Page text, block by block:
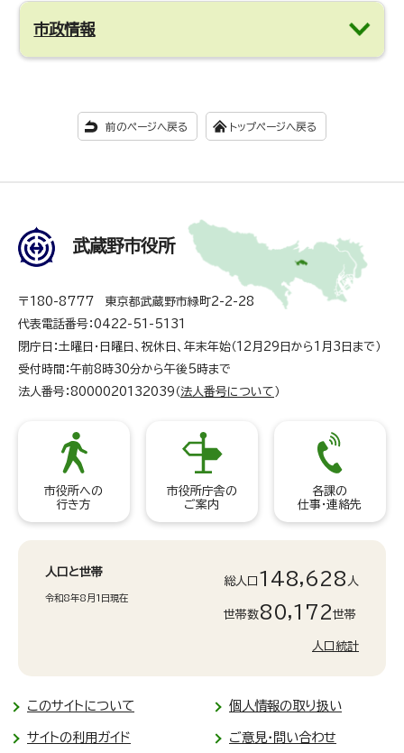
市政情報
前のページへ戻る トップページへ戻る
武蔵野市役所
〒180-8777 東京都武蔵野市緑町2-2-28
代表電話番号：0422-51-5131
閉庁日：土曜日・日曜日、祝休日、年末年始（12月29日から1月3日まで）
受付時間：午前8時30分から午後5時まで
法人番号：8000020132039（ 法人番号について ）
市役所への
行き方
市役所庁舎の
ご案内
各課の
仕事・連絡先
人口と世帯
令和8年8月1日現在
総人口 148,628 人
世帯数80,172世帯
人口統計
このサイトについて 個人情報の取り扱い
サイトの利用ガイド ご意見・問い合わせ